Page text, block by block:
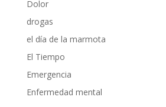
Dolor
drogas
el día de la marmota
El Tiempo
Emergencia
Enfermedad mental